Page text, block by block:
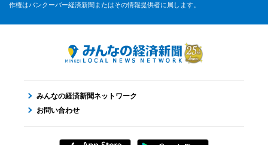
作権はバンクーバー経済新聞またはその情報提供者に属します。
みんなの経済新聞ネットワーク
お問い合わせ